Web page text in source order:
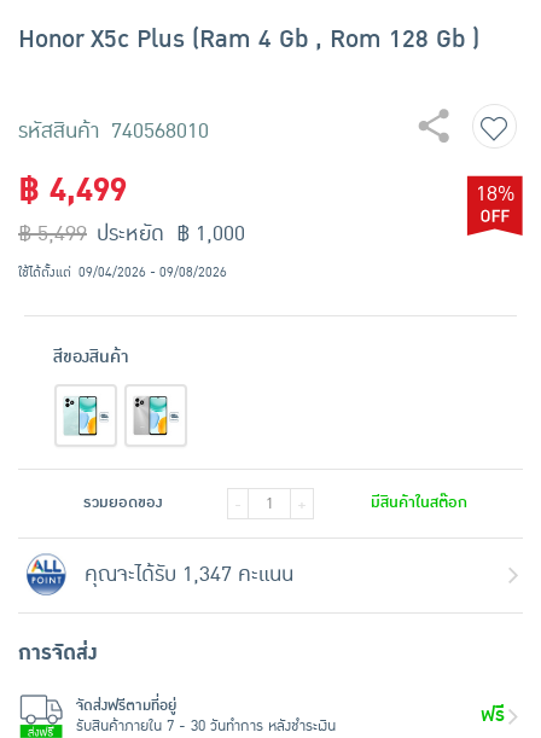
Honor X5c Plus (Ram 4 Gb , Rom 128 Gb )
รหัสสินค้า 740568010
฿ 4,499
฿ 5,499
18%
ประหยัด ฿ 1,000
ใช้ได้ตั้งแต่ 09/04/2026 - 09/08/2026
สีของสินค้า
รวมยอดของ - + มีสินค้าในสต๊อก
คุณจะได้รับ 1,347 คะแนน
การจัดส่ง
จัดส่งฟรีตามที่อยู่
รับสินค้าภายใน 7 - 30 วันทำการ หลังชำระเงิน
ฟรี